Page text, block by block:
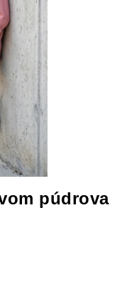
púdrova